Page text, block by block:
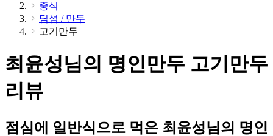
중식
딤섬 / 만두
고기만두
최윤성님의 명인만두 고기만두
리뷰
점심에 일반식으로 먹은 최윤성님의 명인